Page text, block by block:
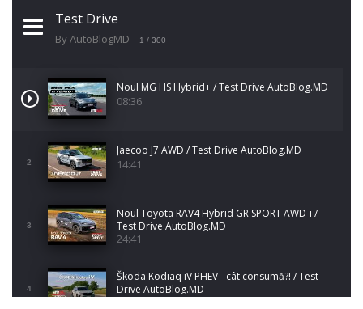
Test Drive
By AutoBlogMD 1 / 300
Noul MG HS Hybrid+ / Test Drive AutoBlog.MD
08:36
2
Jaecoo J7 AWD / Test Drive AutoBlog.MD
14:41
3
Noul Toyota RAV4 Hybrid GR SPORT AWD-i /
Test Drive AutoBlog.MD
24:41
4
Škoda Kodiaq iV PHEV - cât consumă?! / Test
Drive AutoBlog.MD
10:34